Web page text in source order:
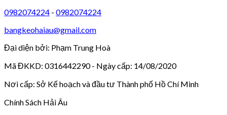
0982074224 - 0982074224
bangkeohaiau@gmail.com
Đại diện bởi: Phạm Trung Hoà
Mã ĐKKD: 0316442290 - Ngày cấp: 14/08/2020
Nơi cấp: Sở Kế hoạch và đầu tư Thành phố Hồ Chí Minh
Chính Sách Hải Âu